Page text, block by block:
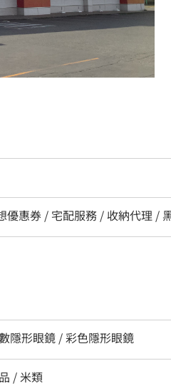
優惠券 / 宅配服務 / 收納代理 /
隱形眼鏡 / 彩色隱形眼鏡
/ 米類